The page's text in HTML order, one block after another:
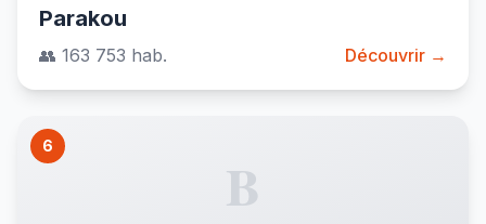
Parakou
👥 163 753 hab. Découvrir →
6
B